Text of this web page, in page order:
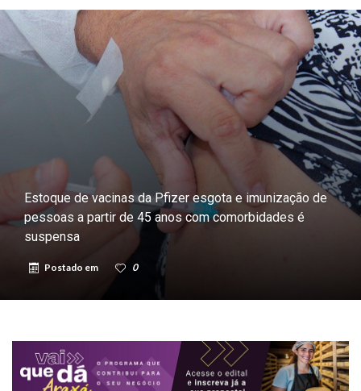
Estoque de vacinas da Pfizer esgota e imunização de
pessoas a partir de 45 anos com comorbidades é
suspensa
Postado em 0